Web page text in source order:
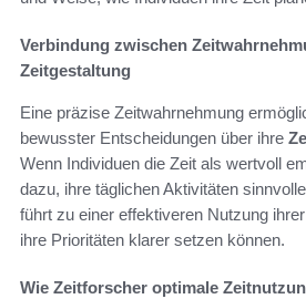
Verbindung zwischen
Zeitgestaltung
Eine präzise Zeitwahrnehmung
bewusster Entscheidungen über ihre
Wenn Individuen die Zeit als wertvoll
dazu, ihre täglichen Aktivitäten
führt zu einer effektiveren Nutzung
ihre Prioritäten klarer setzen können.
Wie Zeitforscher optimale